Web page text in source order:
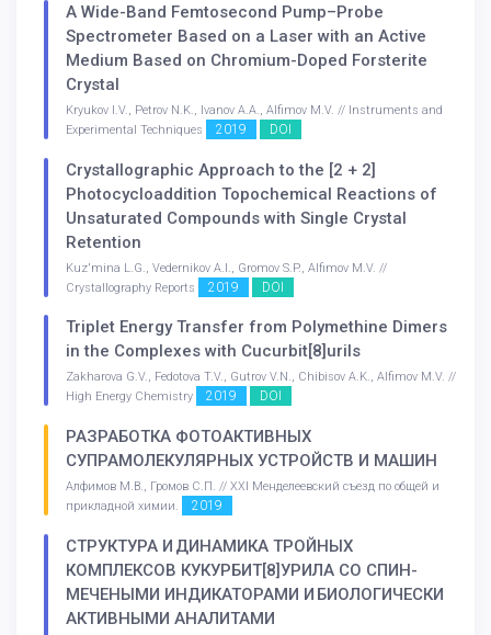
A Wide-Band Femtosecond Pump–Probe
Spectrometer Based on a Laser with an Active
Medium Based on Chromium-Doped Forsterite
Crystal
Kryukov I.V., Petrov N.K., Ivanov A.A., Alfimov M.V. // Instruments and
Experimental Techniques
2019 DOI
Crystallographic Approach to the [2 + 2]
Photocycloaddition Topochemical Reactions of
Unsaturated Compounds with Single Crystal
Retention
Kuz'mina L.G., Vedernikov A.I., Gromov S.P., Alfimov M.V. //
Crystallography Reports
2019 DOI
Triplet Energy Transfer from Polymethine Dimers
in the Complexes with Cucurbit[8]urils
Zakharova G.V., Fedotova T.V., Gutrov V.N., Chibisov A.K., Alfimov M.V. //
High Energy Chemistry
2019 DOI
РАЗРАБОТКА ФОТОАКТИВНЫХ
СУПРАМОЛЕКУЛЯРНЫХ УСТРОЙСТВ И МАШИН
Алфимов М.В., Громов С.П. // ХХI Менделеевский съезд по общей и
прикладной химии.
2019
СТРУКТУРА И ДИНАМИКА ТРОЙНЫХ
КОМПЛЕКСОВ КУКУРБИТ[8]УРИЛА СО СПИН-
МЕЧЕНЫМИ ИНДИКАТОРАМИ И БИОЛОГИЧЕСКИ
АКТИВНЫМИ АНАЛИТАМИ